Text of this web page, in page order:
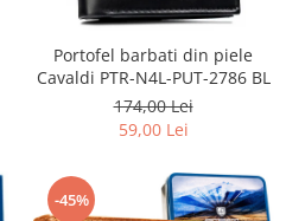
Portofel barbati din piele
Cavaldi PTR-N4L-PUT-2786 BL
174,00 Lei
59,00 Lei
-45%